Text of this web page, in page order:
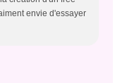
envie d'essayer